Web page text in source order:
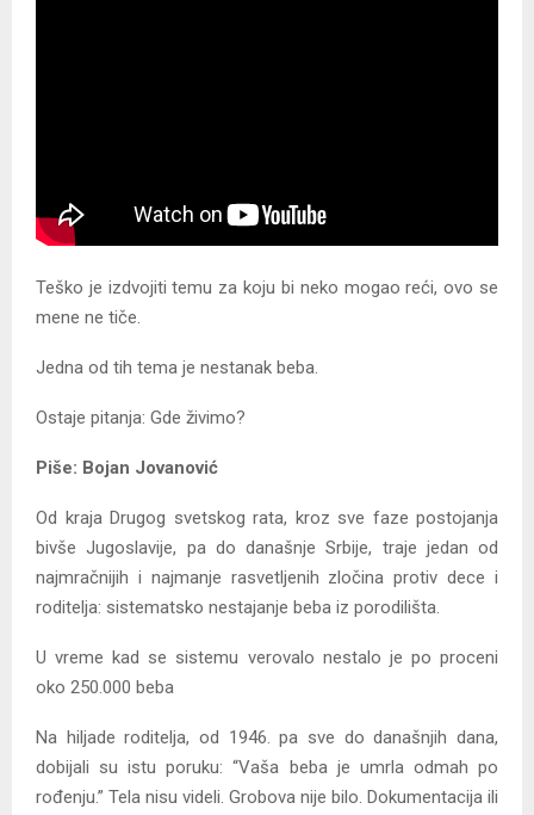
N
UTeško je izdvojiti temu za koju bi neko mogao reći, ovo se
mene ne tiče.
Jedna od tih tema je nestanak beba.
Ostaje pitanja: Gde živimo?
Piše: Bojan Jovanović
Od kraja Drugog svetskog rata, kroz sve faze postojanja
bivše Jugoslavije, pa do današnje Srbije, traje jedan od
najmračnijih i najmanje rasvetljenih zločina protiv dece i
roditelja: sistematsko nestajanje beba iz porodilišta.
U vreme kad se sistemu verovalo nestalo je po proceni
oko 250.000 beba
Na hiljade roditelja, od 1946. pa sve do današnjih dana,
dobijali su istu poruku: “Vaša beba je umrla odmah po
rođenju.” Tela nisu videli. Grobova nije bilo. Dokumentacija ili